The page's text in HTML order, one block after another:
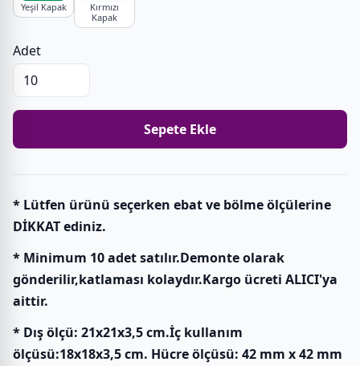
Yeşil Kapak
Kırmızı
Kapak
Adet
Sepete Ekle
* Lütfen ürünü seçerken ebat ve bölme ölçülerine
DİKKAT ediniz.
* Minimum 10 adet satılır.Demonte olarak
gönderilir,katlaması kolaydır.Kargo ücreti ALICI'ya
aittir.
* Dış ölçü: 21x21x3,5 cm.İç kullanım
ölçüsü:18x18x3,5 cm. Hücre ölçüsü: 42 mm x 42 mm